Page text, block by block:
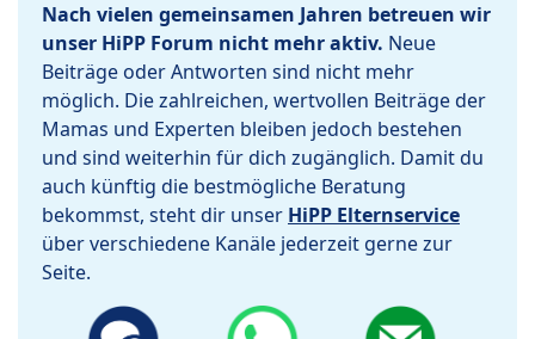
Nach vielen gemeinsamen Jahren betreuen wir
unser HiPP Forum nicht mehr aktiv. Neue
Beiträge oder Antworten sind nicht mehr
möglich. Die zahlreichen, wertvollen Beiträge der
Mamas und Experten bleiben jedoch bestehen
und sind weiterhin für dich zugänglich. Damit du
auch künftig die bestmögliche Beratung
bekommst, steht dir unser HiPP Elternservice
über verschiedene Kanäle jederzeit gerne zur
Seite.